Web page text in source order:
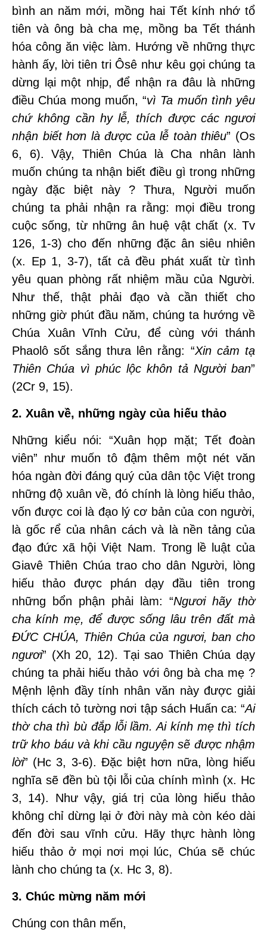
bình an năm mới, mồng hai Tết kính nhớ tổ
tiên và ông bà cha mẹ, mồng ba Tết thánh
hóa công ăn việc làm. Hướng về những thực
hành ấy, lời tiên tri Ôsê như kêu gọi chúng ta
dừng lại một nhịp, để nhận ra đâu là những
điều Chúa mong muốn, “vì Ta muốn tình yêu
chứ không cần hy lễ, thích được các ngươi
nhận biết hơn là được của lễ toàn thiêu” (Os
6, 6).
Vậy,
Thiên Chúa là Cha nhân lành
muốn chúng ta nhận biết điều gì trong những
ngày đặc biệt này ? Thưa, Người muốn
chúng ta phải nhận ra rằng: mọi điều trong
cuộc sống, từ những ân huệ vật chất (x. Tv
126, 1-3) cho đến những đặc ân siêu nhiên
(x. Ep 1, 3-7), tất cả đều phát xuất từ tình
yêu quan phòng rất nhiệm mầu của Người.
Như thế, thật phải đạo và cần thiết cho
những giờ phút đầu năm, chúng ta hướng về
Chúa Xuân Vĩnh Cửu, để cùng với thánh
Phaolô sốt sắng thưa lên rằng: “Xin cảm tạ
Thiên Chúa vì phúc lộc khôn tả Người ban”
(2Cr 9, 15).
2. Xuân về, những ngày của hiếu thảo
Những kiểu nói: “Xuân họp mặt; Tết đoàn
viên” như muốn tô đậm thêm một nét văn
hóa ngàn đời đáng quý của dân tộc Việt trong
những độ xuân về, đó chính là lòng hiếu thảo,
vốn được coi là đạo lý cơ bản của con người,
là gốc rể của nhân cách và là nền tảng của
đạo đức xã hội Việt Nam. Trong lề luật của
Giavê Thiên Chúa trao cho dân Người, lòng
hiếu thảo được phán dạy đầu tiên trong
những bổn phận phải làm: “Ngươi hãy thờ
cha kính mẹ, để được sống lâu trên đất mà
ĐỨC CHÚA, Thiên Chúa của ngươi, ban cho
ngươi” (Xh 20, 12). Tại sao Thiên Chúa dạy
chúng ta phải hiếu thảo với ông bà cha mẹ ?
Mệnh lệnh đầy tính nhân văn này được giải
thích cách tỏ tường nơi tập sách Huấn ca: “Ai
thờ cha thì bù đắp lỗi lầm. Ai kính mẹ thì tích
trữ kho báu và khi cầu nguyện sẽ được nhậm
lời” (Hc 3, 3-6). Đặc biệt hơn nữa, lòng hiếu
nghĩa sẽ đền bù tội lỗi của chính mình (x. Hc
3, 14). Như vậy, giá trị của lòng hiếu thảo
không chỉ dừng lại ở đời này mà còn kéo dài
đến đời sau vĩnh cửu. Hãy thực hành lòng
hiếu thảo ở mọi nơi mọi lúc, Chúa sẽ chúc
lành cho chúng ta (x. Hc 3, 8).
3. Chúc mừng năm mới
Chúng con thân mến,